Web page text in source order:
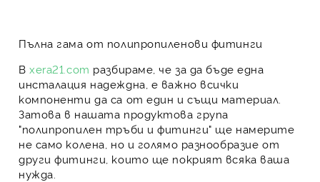
Пълна гама от полипропиленови фитинги
Вxera21.com разбираме, че за да бъде една
инсталация надеждна, е важно всички
компоненти да са от един и същи материал.
Затова в нашата продуктова група
"полипропилен тръби и фитинги" ще намерите
не само колена , но и голямо разнообразие от
другифитинги , които ще покрият всяка ваша
нужда.